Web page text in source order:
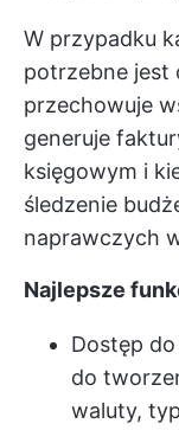
W przypadku
potrzebne jest
przechowuje
generuje
księgowym i
śledzenie
naprawczych
Najlepsze
Dostęp
do
waluty,